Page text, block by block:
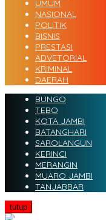
UMUM
NASIONAL
POLITIK
BISNIS
PRESTASI
ADVETORIAL
KRIMINAL
DAERAH
BUNGO
TEBO
KOTA JAMBI
BATANGHARI
SAROLANGUN
KERINCI
MERANGIN
MUARO JAMBI
TANJABBAR
tutup